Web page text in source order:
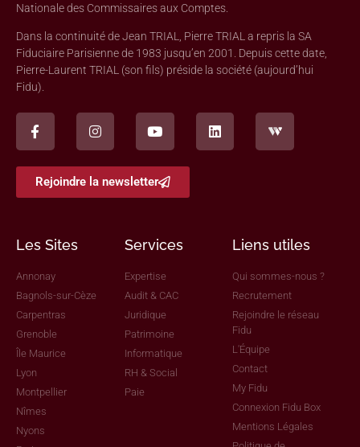
Nationale des Commissaires aux Comptes.
Dans la continuité de Jean TRIAL, Pierre TRIAL a repris la SA
Fiduciaire Parisienne de 1983 jusqu’en 2001. Depuis cette date,
Pierre-Laurent TRIAL (son fils) préside la société (aujourd’hui
Fidu).
Rejoindre la newsletter
Les Sites
Annonay
Bagnols-sur-Cèze
Carpentras
Grenoble
Île Maurice
Lyon
Montpellier
Nîmes
Nyons
Services
Expertise
Audit & CAC
Juridique
Patrimoine
Informatique
RH & Social
Paie
Liens utiles
Qui sommes-nous ?
Recrutement
Rejoindre le réseau
Fidu
L'Équipe
Contact
My Fidu
Connexion Fidu Box
Mentions Légales